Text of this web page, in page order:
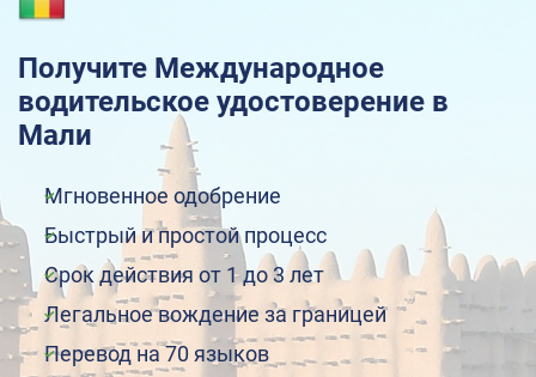
Получите Международное
водительское удостоверение в
Мали
Мгновенное одобрение
Быстрый и простой процесс
Срок действия от 1 до 3 лет
Легальное вождение за границей
Перевод на 70 языков